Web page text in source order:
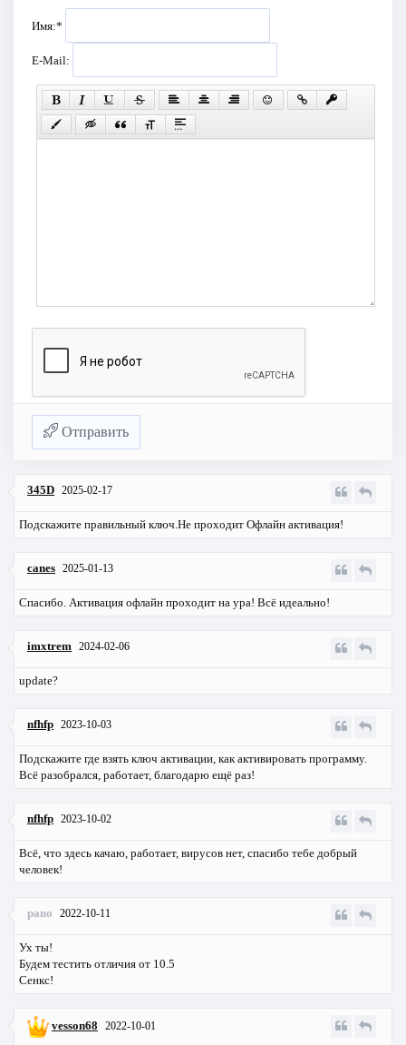
Имя:*
E-Mail:
Отправить
345D 2025-02-17
Подскажите правильный ключ.Не проходит Офлайн активация!
canes 2025-01-13
Спасибо. Активация офлайн проходит на ура! Всё идеально!
imxtrem 2024-02-06
update?
nfhfp 2023-10-03
Подскажите где взять ключ активации, как активировать программу.
Всё разобрался, работает, благодарю ещё раз!
nfhfp 2023-10-02
Всё, что здесь качаю, работает, вирусов нет, спасибо тебе добрый
человек!
pano 2022-10-11
Ух ты!
Будем тестить отличия от 10.5
Сенкс!
vesson68 2022-10-01